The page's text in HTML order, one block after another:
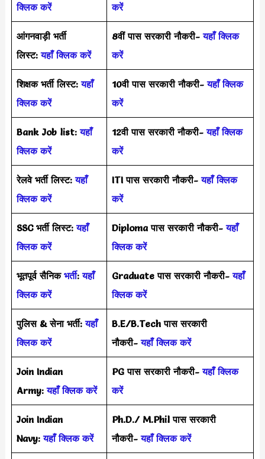
क्लिक करें
करें
आंगनवाड़ी भर्ती
लिस्ट: यहाँ क्लिक करें
8वीं पास सरकारी नौकरी- यहाँ क्लिक
करें
शिक्षक भर्ती लिस्ट: यहाँ
क्लिक करें
10वी पास सरकारी नौकरी- यहाँ क्लिक
करें
Bank Job list: यहाँ
क्लिक करें
12वी पास सरकारी नौकरी- यहाँ क्लिक
करें
रेलवे भर्ती लिस्ट: यहाँ
क्लिक करें
ITI पास सरकारी नौकरी- यहाँ क्लिक
करें
SSC भर्ती लिस्ट: यहाँ
क्लिक करें
Diploma पास सरकारी नौकरी- यहाँ
क्लिक करें
भूतपूर्व सैनिक भर्ती: यहाँ
क्लिक करें
Graduate पास सरकारी नौकरी- यहाँ
क्लिक करें
पुलिस & सेना भर्ती: यहाँ
क्लिक करें
B.E/B.Tech पास सरकारी
नौकरी- यहाँ क्लिक करें
Join Indian
Army:यहाँ क्लिक करें
PG पास सरकारी नौकरी- यहाँ क्लिक
करें
Join Indian
Navy:यहाँ क्लिक करें
Ph.D./ M.Phil पास सरकारी
नौकरी- यहाँ क्लिक करें